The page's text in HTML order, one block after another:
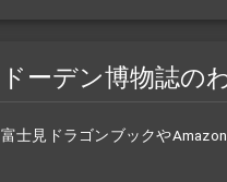
ドーデン博物誌の
富士見ドラゴンブックや